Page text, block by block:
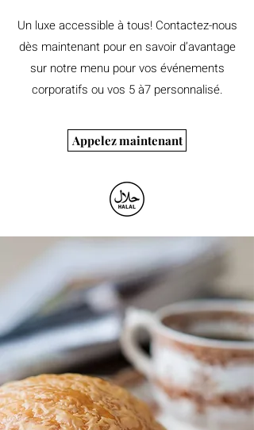
Un luxe accessible à tous! Contactez-nous
dès maintenant pour en savoir d’avantage
sur notre menu pour vos événements
corporatifs ou vos 5 à7 personnalisé.
Appelez maintenant